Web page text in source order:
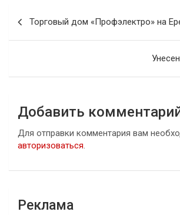
Торговый дом «Профэлектро» на
Добавить
Для отправки комментария вам
авторизоваться.
Реклама